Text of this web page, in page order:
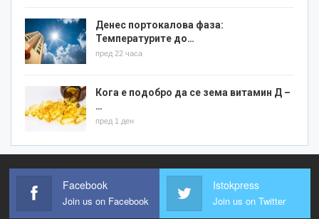
Денес портокалова фаза:
Температурите до…
пред 22 часа
Кога е подобро да се зема витамин Д –
…
пред 1 ден
Facebook
Join us on Facebook
Istokpress
Join us on Twitter